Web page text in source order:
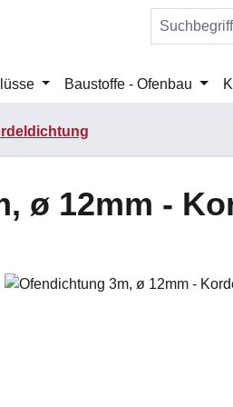
Baustoffe - Ofenbau
ø 12mm -